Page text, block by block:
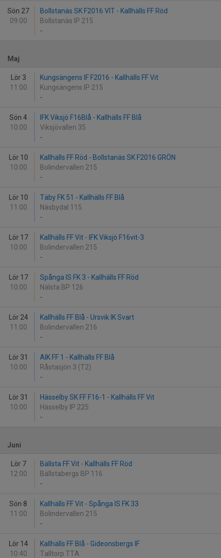
Sön 27
09:00
Bollstanäs SK F2016 VIT - Kallhälls FF Röd
Bollstanäs IP 215
-
Maj
Lör 3
11:00
Kungsängens IF F2016 - Kallhälls FF Vit
Kungsängens IP 215
-
Sön 4
10:00
IFK Viksjö F16Blå - Kallhälls FF Blå
Viksjövallen 35
-
Lör 10
10:00
Kallhälls FF Röd - Bollstanäs SK F2016 GRÖN
Bolindervallen 215
-
Lör 10
11:00
Täby FK 51 - Kallhälls FF Blå
Näsbydal 115
-
Lör 17
10:00
Kallhälls FF Vit - IFK Viksjö F16vit-3
Bolindervallen 215
-
Lör 17
10:00
Spånga IS FK 3 - Kallhälls FF Röd
Nälsta BP 126
-
Lör 24
11:00
Kallhälls FF Blå - Ursvik IK Svart
Bolindervallen 216
-
Lör 31
10:00
AIK FF 1 - Kallhälls FF Blå
Råstasjön 3 (T2)
-
Lör 31
10:00
Hässelby SK FF F16-1 - Kallhälls FF Vit
Hässelby IP 225
-
Juni
Lör 7
12:00
Bällsta FF Vit - Kallhälls FF Röd
Bällstabergs BP 116
-
Sön 8
11:00
Kallhälls FF Vit - Spånga IS FK 33
Bolindervallen 215
-
Lör 14
10:40
Kallhälls FF Blå - Gideonsbergs IF
Talltorp TTA